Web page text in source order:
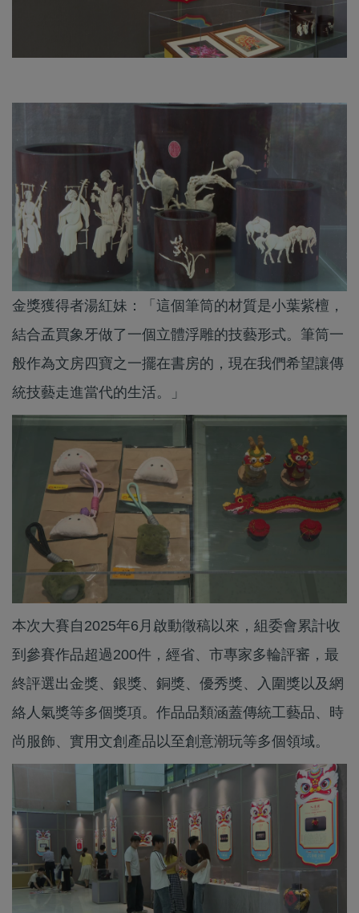
金獎獲得者湯紅妹：「這個筆筒的材質是小葉紫檀，
結合孟買象牙做了一個立體浮雕的技藝形式。筆筒一
般作為文房四寶之一擺在書房的，現在我們希望讓傳
統技藝走進當代的生活。」
本次大賽自2025年6月啟動徵稿以來，組委會累計收
到參賽作品超過200件，經省、市專家多輪評審，最
終評選出金獎、銀獎、銅獎、優秀獎、入圍獎以及網
絡人氣獎等多個獎項。作品品類涵蓋傳統工藝品、時
尚服飾、實用文創產品以至創意潮玩等多個領域。